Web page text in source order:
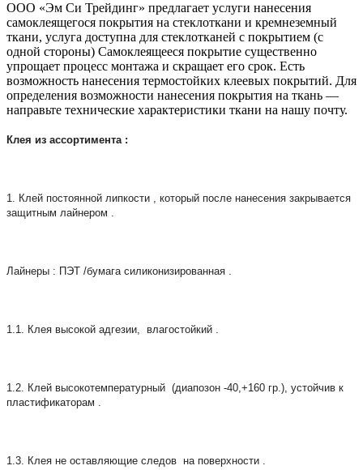
ООО «Эм Си Трейдинг» предлагает услуги нанесения
самоклеящегося покрытия на стеклоткани и кремнеземный
ткани, услуга доступна для стеклотканей с покрытием (с
одной стороны) Самоклеящееся покрытие существенно
упрощает процесс монтажа и скращает его срок. Есть
возможность нанесения термостойких клеевых покрытий. Для
определения возможности нанесения покрытия на ткань —
направьте технические характеристики ткани на нашу почту.
Клея из ассортимента :
1. Клей постоянной липкости , который после нанесения закрывается
защитным лайнером .
Лайнеры : ПЭТ /бумага силиконизированная .
1.1. Клея высокой адгезии, влагостойкий .
1.2. Клей высокотемпературный (диапозон -40,+160 гр.), устойчив к
пластификаторам .
1.3. Клея не оставляющие следов на поверхности .